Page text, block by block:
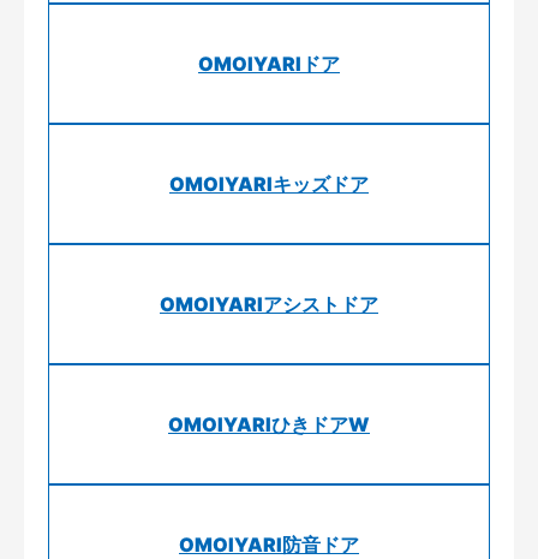
OMOIYARIドア
OMOIYARIキッズドア
OMOIYARIアシストドア
OMOIYARIひきドアW
OMOIYARI防音ドア